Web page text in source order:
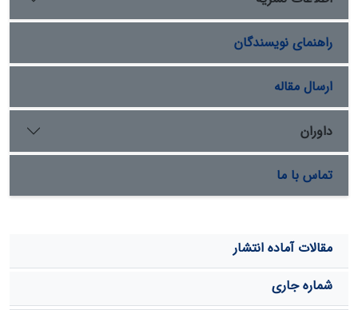
پیش‌خور پس‌انتشار خطا در قیاس با منحنی سنجة رسوب
است.
راهنمای نویسندگان
ارسال مقاله
داوران
تماس با ما
مقالات آماده انتشار
شماره جاری